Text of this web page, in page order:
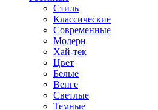
Стиль
Классические
Современные
Модерн
Хай-тек
Цвет
Белые
Венге
Светлые
Темные